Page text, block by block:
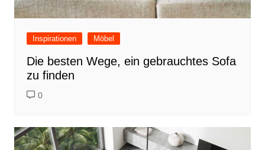
Inspirationen Möbel
Die besten Wege, ein gebrauchtes Sofa
zu finden
0